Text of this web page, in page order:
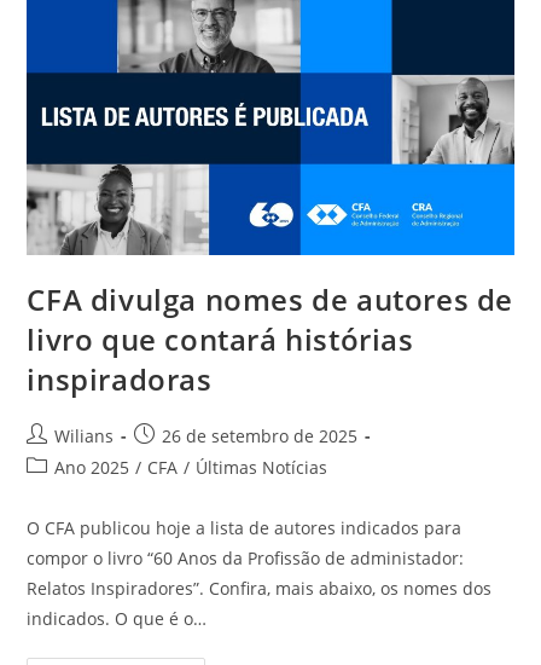
Ligadas
À
Administração
CFA divulga nomes de autores de
livro que contará histórias
inspiradoras
Autor
do
Wilians
Post
publicado:
26 de setembro de 2025
Categoria
post:
Ano 2025 / CFA / Últimas Notícias
O CFA publicou hoje a lista de autores indicados para
compor o livro “60 Anos da Profissão de administador:
Relatos Inspiradores”. Confira, mais abaixo, os nomes dos
indicados. O que é o…